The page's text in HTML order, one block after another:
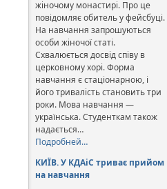
жіночому монастирі. Про це
повідомляє обитель у фейсбуці.
На навчання запрошуються
особи жіночої статі.
Схвалюється досвід співу в
церковному хорі. Форма
навчання є стаціонарною, і
його тривалість становить три
роки. Мова навчання —
українська. Студенткам також
надається…
Подробней…
КИЇВ. У КДАіС триває прийом
на навчання